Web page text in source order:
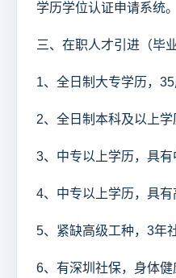
学历学位认证申请系统。
三、在职人才引进（毕
1、全日制大专学历，35
2、全日制本科及以上学
3、中专以上学历，具有
4、中专以上学历，具有
5、紧缺高级工种，3年
6、有深圳社保，身体健